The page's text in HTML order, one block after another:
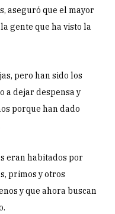
aseguró que el mayor
gente que ha visto la
pero han sido los
a dejar despensa y
porque han dado
eran habitados por
primos y otros
y que ahora buscan